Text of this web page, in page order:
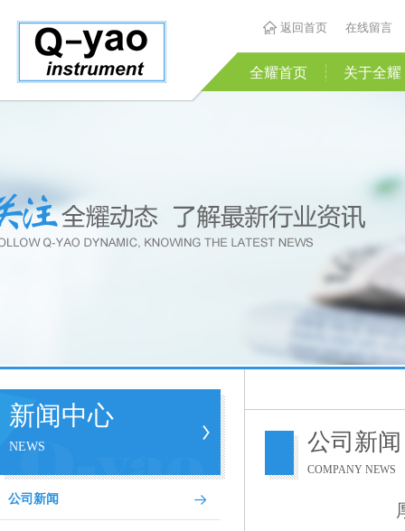
返回首页 在线留言
全耀首页 关于全耀
新闻中心
NEWS
公司新闻
公司新闻
COMPANY NEWS